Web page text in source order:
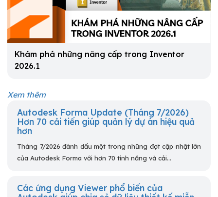
Khám phá những nâng cấp trong Inventor
2026.1
Xem thêm
Autodesk Forma Update (Tháng 7/2026)
Hơn 70 cải tiến giúp quản lý dự án hiệu quả
hơn
Tháng 7/2026 đánh dấu một trong những đợt cập nhật lớn
của Autodesk Forma với hơn 70 tính năng và cải...
Các ứng dụng Viewer phổ biến của